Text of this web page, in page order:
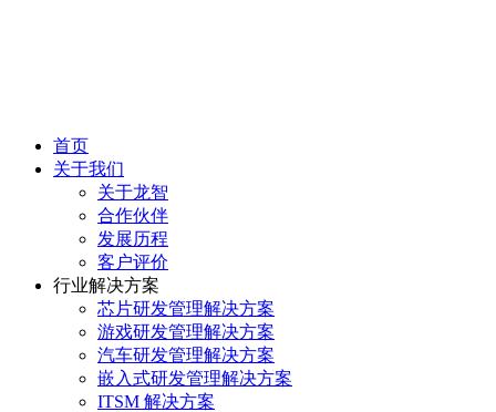
首页
关于我们
关于龙智
合作伙伴
发展历程
客户评价
行业解决方案
芯片研发管理解决方案
游戏研发管理解决方案
汽车研发管理解决方案
嵌入式研发管理解决方案
ITSM 解决方案